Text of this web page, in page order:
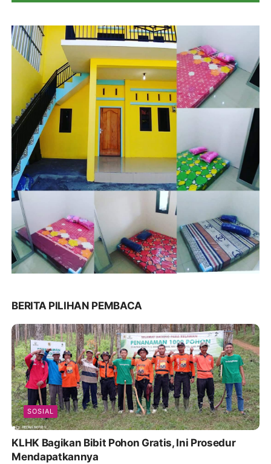
BERITA PILIHAN PEMBACA
SOSIAL
KLHK Bagikan Bibit Pohon Gratis, Ini Prosedur
Mendapatkannya